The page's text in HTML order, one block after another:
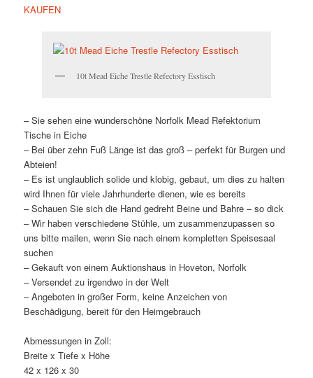
KAUFEN
10t Mead Eiche Trestle Refectory Esstisch
– Sie sehen eine wunderschöne Norfolk Mead Refektorium
Tische in Eiche
– Bei über zehn Fuß Länge ist das groß – perfekt für Burgen und
Abteien!
– Es ist unglaublich solide und klobig, gebaut, um dies zu halten
wird Ihnen für viele Jahrhunderte dienen, wie es bereits
– Schauen Sie sich die Hand gedreht Beine und Bahre – so dick
– Wir haben verschiedene Stühle, um zusammenzupassen so
uns bitte mailen, wenn Sie nach einem kompletten Speisesaal
suchen
– Gekauft von einem Auktionshaus in Hoveton, Norfolk
– Versendet zu irgendwo in der Welt
– Angeboten in großer Form, keine Anzeichen von
Beschädigung, bereit für den Heimgebrauch
Abmessungen in Zoll:
Breite x Tiefe x Höhe
42 x 126 x 30